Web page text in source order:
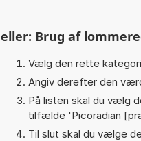
eller: Brug af
Vælg den rette
Angiv derefter den
På listen skal du vælg
tilfælde 'Picoradian
Til slut skal du vælge